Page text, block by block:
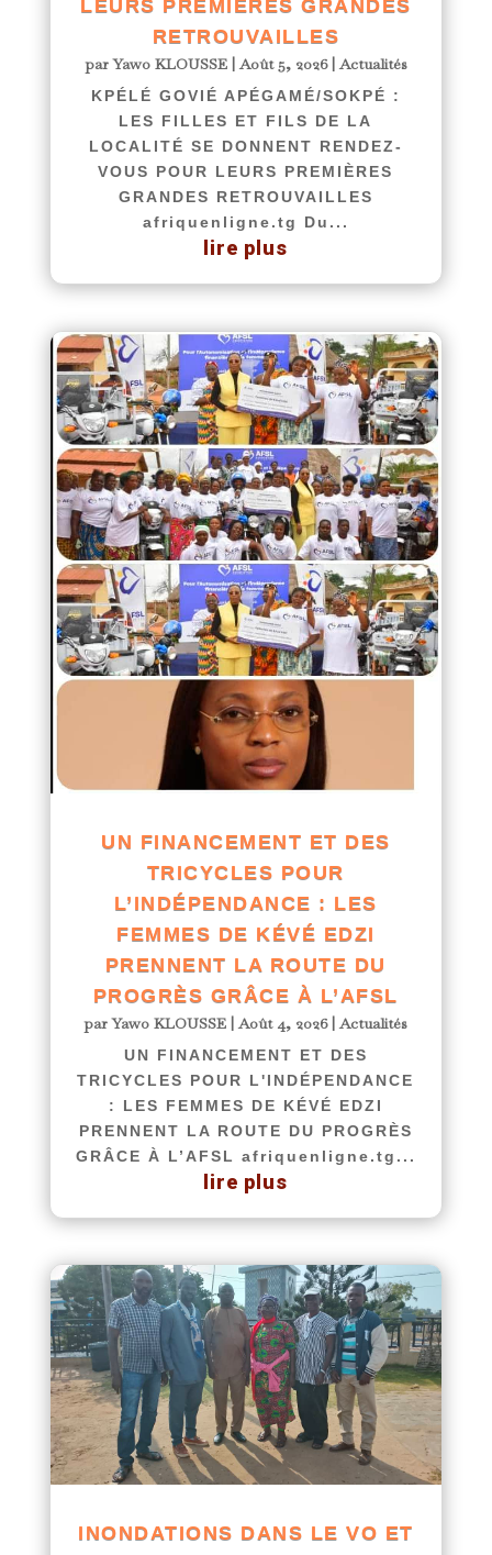
LEURS PREMIÈRES GRANDES
RETROUVAILLES
parYawo KLOUSSE|Août 5, 2026|Actualités
KPÉLÉ GOVIÉ APÉGAMÉ/SOKPÉ :
LES FILLES ET FILS DE LA
LOCALITÉ SE DONNENT RENDEZ-
VOUS POUR LEURS PREMIÈRES
GRANDES RETROUVAILLES
afriquenligne.tg Du...
lire plus
UN FINANCEMENT ET DES
TRICYCLES POUR
L’INDÉPENDANCE : LES
FEMMES DE KÉVÉ EDZI
PRENNENT LA ROUTE DU
PROGRÈS GRÂCE À L’AFSL
parYawo KLOUSSE | Août 4, 2026| Actualités
UN FINANCEMENT ET DES
TRICYCLES POUR L'INDÉPENDANCE
: LES FEMMES DE KÉVÉ EDZI
PRENNENT LA ROUTE DU PROGRÈS
GRÂCE À L’AFSL afriquenligne.tg...
lire plus
INONDATIONS DANS LE VO ET